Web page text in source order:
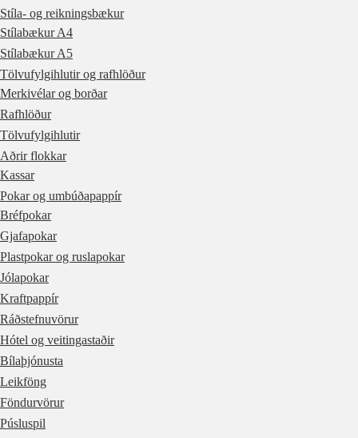
Stíla- og reikningsbækur
Stílabækur A4
Stílabækur A5
Tölvufylgihlutir og rafhlöður
Merkivélar og borðar
Rafhlöður
Tölvufylgihlutir
Aðrir flokkar
Kassar
Pokar og umbúðapappír
Bréfpokar
Gjafapokar
Plastpokar og ruslapokar
Jólapokar
Kraftpappír
Ráðstefnuvörur
Hótel og veitingastaðir
Bílaþjónusta
Leikföng
Föndurvörur
Púsluspil